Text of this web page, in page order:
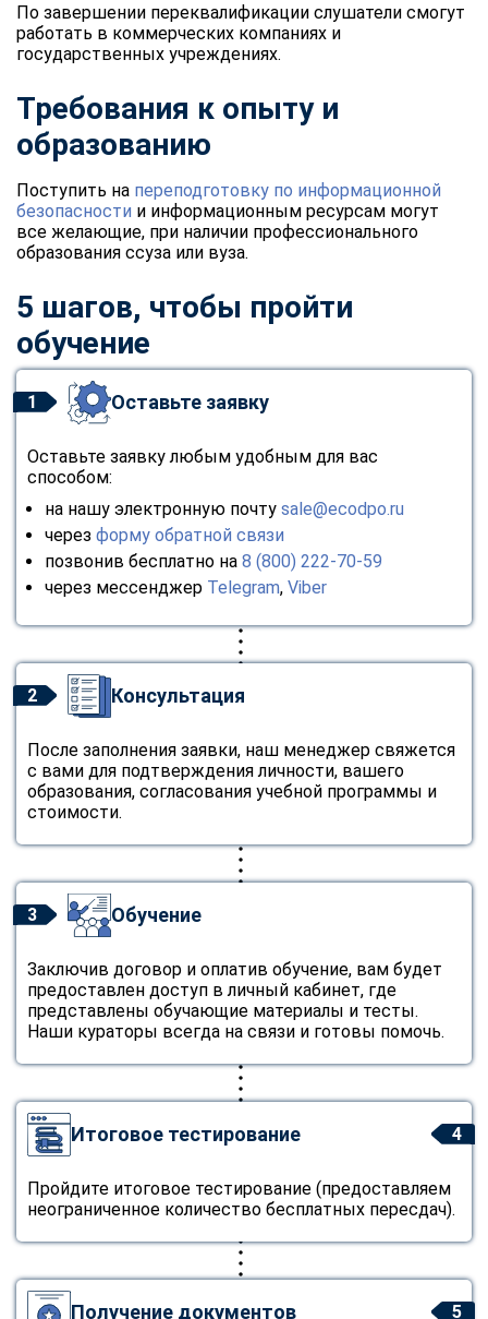
По завершении переквалификации слушатели смогут
работать в коммерческих компаниях и
государственных учреждениях.
Требования к опыту и
образованию
Поступить на переподготовку по информационной
безопасности и информационным ресурсам могут
все желающие, при наличии профессионального
образования ссуза или вуза.
5 шагов, чтобы пройти
обучение
1 Оставьте заявку
Оставьте заявку любым удобным для вас
способом:
на нашу электронную почту sale@ecodpo.ru
через форму обратной связи
позвонив бесплатно на 8 (800) 222-70-59
через мессенджер Telegram, Viber
2 Консультация
После заполнения заявки, наш менеджер свяжется
с вами для подтверждения личности, вашего
образования, согласования учебной программы и
стоимости.
3 Обучение
Заключив договор и оплатив обучение, вам будет
предоставлен доступ в личный кабинет, где
представлены обучающие материалы и тесты.
Наши кураторы всегда на связи и готовы помочь.
4
Итоговое тестирование
Пройдите итоговое тестирование (предоставляем
неограниченное количество бесплатных пересдач).
5
Получение документов